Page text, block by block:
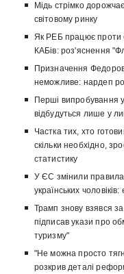
Мідь стрімко
світовому ринку
Як РЕБ працює проти
КАБів: роз'яснення
Призначення
неможливе: нардеп
Перші випробування
відбудуться лише у
Частка тих, хто
скільки необхідно,
статистику
У ЄС змінили правила
українських
Трамп знову взявся
підписав укази про
туризму"
"Не можна просто
розкрив деталі